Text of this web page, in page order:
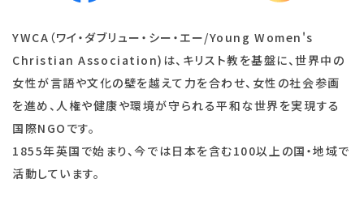
YWCA（ワイ・ダブリュー・シー・エー/Young Women's
Christian Association)は、キリスト教を基盤に、世界中の
女性が言語や文化の壁を越えて力を合わせ、女性の社会参画
を進め、人権や健康や環境が守られる平和な世界を実現する
国際NGOです。
1855年英国で始まり、今では日本を含む100以上の国・地域で
活動しています。